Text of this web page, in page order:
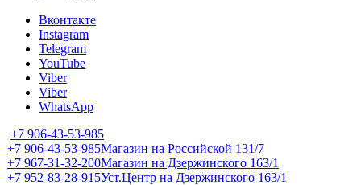
Вконтакте
Instagram
Telegram
YouTube
Viber
Viber
WhatsApp
+7 906-43-53-985
+7 906-43-53-985Магазин на Российской 131/7
+7 967-31-32-200Магазин на Дзержинского 163/1
+7 952-83-28-915Уст.Центр на Дзержинского 163/1